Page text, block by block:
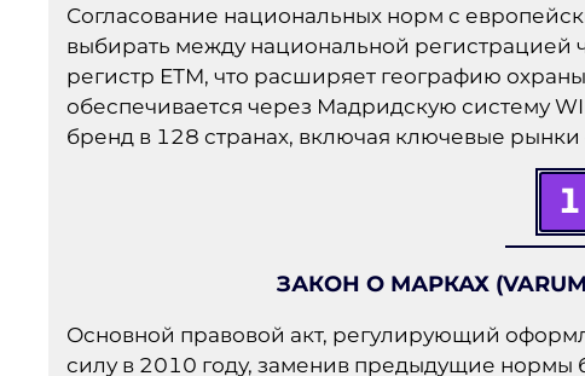
Согласование национальных норм с
выбирать между национальной регистрацией
регистр ЕТМ, что расширяет географию
обеспечивается через Мадридскую систему
бренд в 128 странах, включая ключевые рынки
1
ЗАКОН О МАРКАХ
Основной правовой акт, регулирующий
силу в 2010 году, заменив предыдущие нормы